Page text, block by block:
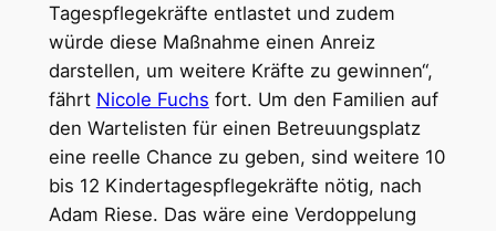
Tagespflegekräfte entlastet und zudem
würde diese Maßnahme einen Anreiz
darstellen, um weitere Kräfte zu gewinnen“,
fährt Nicole Fuchs fort. Um den Familien auf
den Wartelisten für einen Betreuungsplatz
eine reelle Chance zu geben, sind weitere 10
bis 12 Kindertagespflegekräfte nötig, nach
Adam Riese. Das wäre eine Verdoppelung